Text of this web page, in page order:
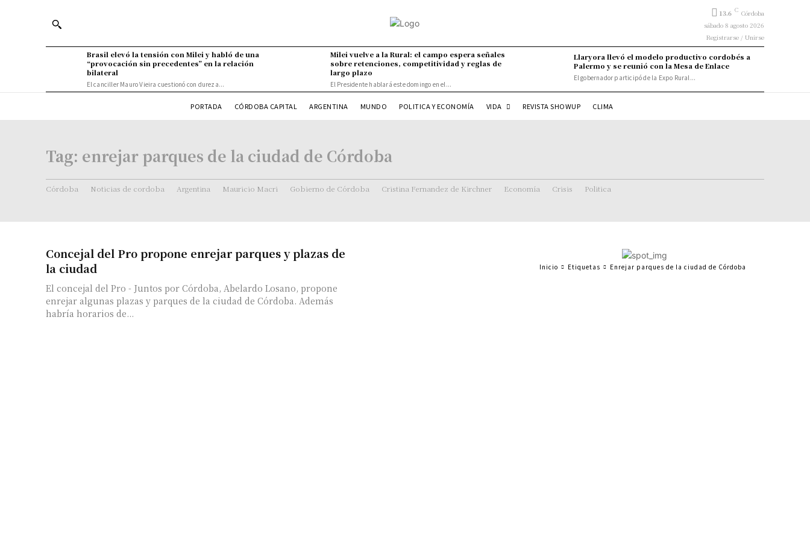
13.6 C Córdoba
sábado 8 agosto 2026
Registrarse / Unirse
Brasil elevó la tensión con Milei y habló de una
“provocación sin precedentes” en la relación
bilateral
El canciller Mauro Vieira cuestionó con dureza...
Milei vuelve a la Rural: el campo espera señales
sobre retenciones, competitividad y reglas de
largo plazo
El Presidente hablará este domingo en el...
Llaryora llevó el modelo productivo cordobés a
Palermo y se reunió con la Mesa de Enlace
El gobernador participó de la Expo Rural...
PORTADA CÓRDOBA CAPITAL ARGENTINA MUNDO POLITICA Y ECONOMÍA VIDA REVISTA SHOWUP CLIMA
Tag: enrejar parques de la ciudad de Córdoba
Córdoba Noticias de cordoba Argentina Mauricio Macri Gobierno de Córdoba Cristina Fernandez de Kirchner Economía Crisis Politica
Concejal del Pro propone enrejar parques y plazas de
la ciudad
El concejal del Pro - Juntos por Córdoba, Abelardo Losano, propone
enrejar algunas plazas y parques de la ciudad de Córdoba. Además
habría horarios de...
Inicio Etiquetas Enrejar parques de la ciudad de Córdoba